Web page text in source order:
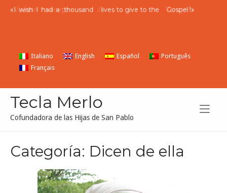
«I wish I had a thousand lives to give to the Gospel!»
Italiano English Español
Português
Français
Tecla Merlo
Cofundadora de las Hijas de San Pablo
Categoría: Dicen de ella